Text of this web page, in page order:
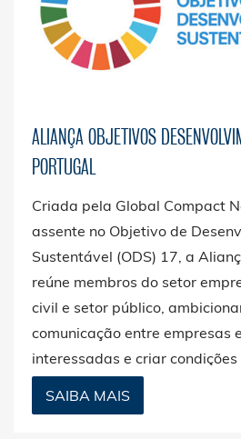
ALIANÇA OBJETIVOS
PORTUGAL
Criada pela Global Compact
assente no Objetivo de
Sustentável (ODS) 17, a
reúne membros do setor
civil e setor público,
comunicação entre empresas
interessadas e criar
desenvolvimento de novos
Agenda 2030 da ONU para o
SAIBA MAIS